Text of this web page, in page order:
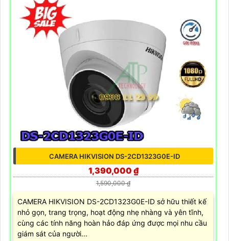
CAMERA HIKVISION DS-2CD1323G0E-ID
1,390,000 ₫
1,590,000 ₫
CAMERA HIKVISION DS-2CD1323G0E-ID sở hữu thiết kế
nhỏ gọn, trang trọng, hoạt động nhẹ nhàng và yên tĩnh,
cùng các tính năng hoàn hảo đáp ứng được mọi nhu cầu
giám sát của người...